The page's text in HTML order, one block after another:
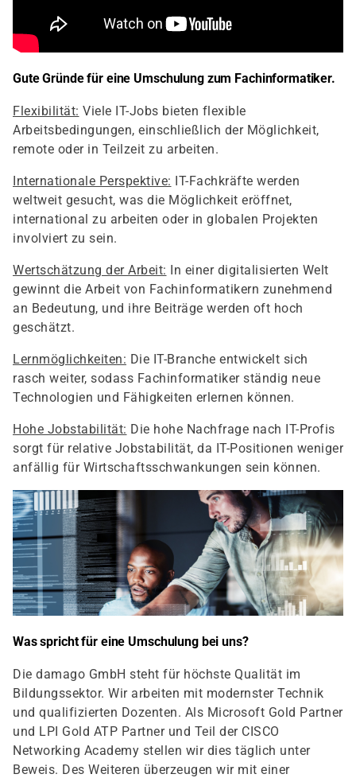
Gute Gründe für eine Umschulung zum Fachinformatiker.
Flexibilität: Viele IT-Jobs bieten flexible
Arbeitsbedingungen, einschließlich der Möglichkeit,
remote oder in Teilzeit zu arbeiten.
Internationale Perspektive: IT-Fachkräfte werden
weltweit gesucht, was die Möglichkeit eröffnet,
international zu arbeiten oder in globalen Projekten
involviert zu sein.
Wertschätzung der Arbeit: In einer digitalisierten Welt
gewinnt die Arbeit von Fachinformatikern zunehmend
an Bedeutung, und ihre Beiträge werden oft hoch
geschätzt.
Lernmöglichkeiten: Die IT-Branche entwickelt sich
rasch weiter, sodass Fachinformatiker ständig neue
Technologien und Fähigkeiten erlernen können.
Hohe Jobstabilität: Die hohe Nachfrage nach IT-Profis
sorgt für relative Jobstabilität, da IT-Positionen weniger
anfällig für Wirtschaftsschwankungen sein können.
Was spricht für eine Umschulung bei uns?
Die damago GmbH steht für höchste Qualität im
Bildungssektor. Wir arbeiten mit modernster Technik
und qualifizierten Dozenten. Als Microsoft Gold Partner
und LPI Gold ATP Partner und Teil der CISCO
Networking Academy stellen wir dies täglich unter
Beweis. Des Weiteren überzeugen wir mit einer